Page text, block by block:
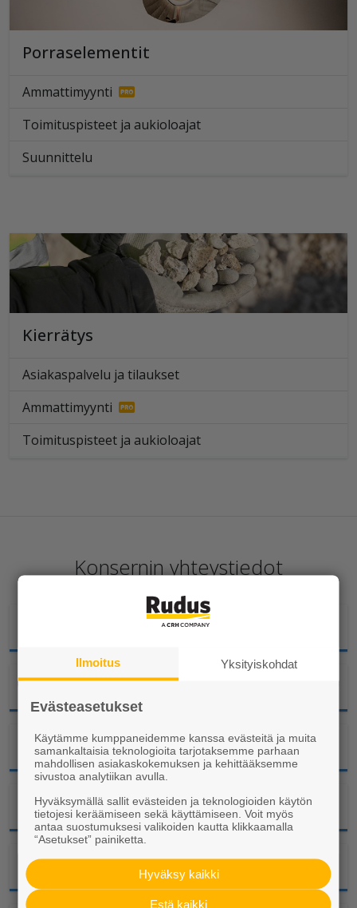
Porraselementit
Ammattimyynti
Toimituspisteet ja aukioloajat
Suunnittelu
Kierrätys
Asiakaspalvelu ja tilaukset
Ammattimyynti
Toimituspisteet ja aukioloajat
Konsernin yhteystiedot
Hallinto
Liiketoimintajohto
Laskutus
Markkinointi ja viestintä
Ympäristö
Ilmoitus Yksityiskohdat
Evästeasetukset
Käytämme kumppaneidemme kanssa evästeitä ja muita
samankaltaisia teknologioita tarjotaksemme parhaan
mahdollisen asiakaskokemuksen ja kehittääksemme
sivustoa analytiikan avulla.
Hyväksymällä sallit evästeiden ja teknologioiden käytön
tietojesi keräämiseen sekä käyttämiseen. Voit myös
antaa suostumuksesi valikoiden kautta klikkaamalla
“Asetukset” painiketta.
Hyväksy kaikki
Estä kaikki